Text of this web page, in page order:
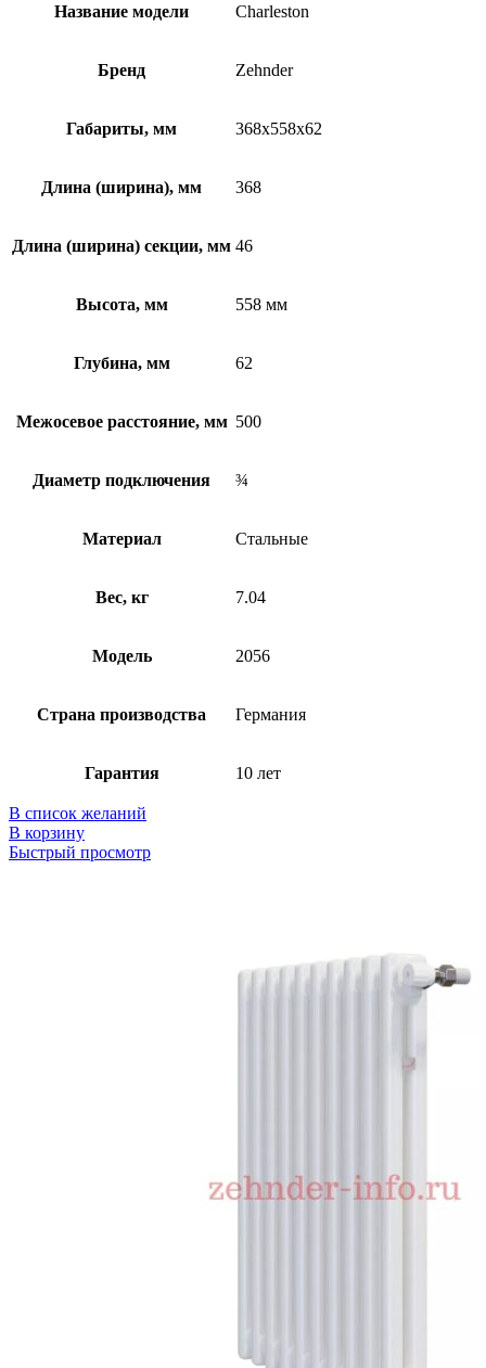
Название модели Charleston
Бренд Zehnder
Габариты, мм 368x558x62
Длина (ширина), мм 368
Длина (ширина) секции, мм 46
Высота, мм 558 мм
Глубина, мм 62
Межосевое расстояние, мм 500
Диаметр подключения ¾
Материал Стальные
Вес, кг 7.04
Модель 2056
Страна производства Германия
Гарантия 10 лет
В список желаний
В корзину
Быстрый просмотр